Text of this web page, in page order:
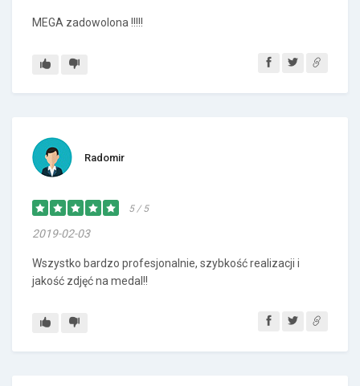
MEGA zadowolona !!!!!
Radomir
5 / 5
2019-02-03
Wszystko bardzo profesjonalnie, szybkość realizacji i
jakość zdjęć na medal!!